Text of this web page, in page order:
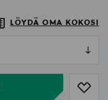
LÖYDÄ OMA KOKOSI